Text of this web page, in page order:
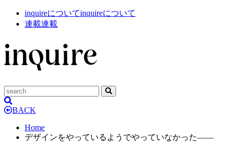
inquireについてinquireについて
連載連載
BACK
Home
デザインをやっているようでやっていなかった——